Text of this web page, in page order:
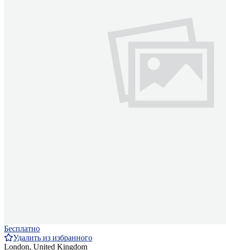
Бесплатно
Удалить из избранного
London, United Kingdom